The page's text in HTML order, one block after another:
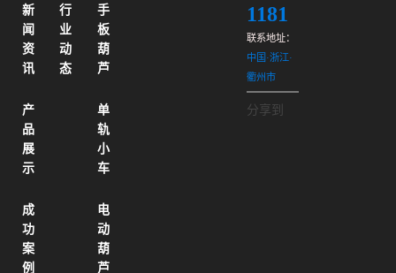
新
闻
资
讯
产
品
展
示
成
功
案
例
行
业
动
态
手
板
葫
芦
单
轨
小
车
电
动
葫
芦
1181
联系地址：
中国·浙江·
衢州市
分享到